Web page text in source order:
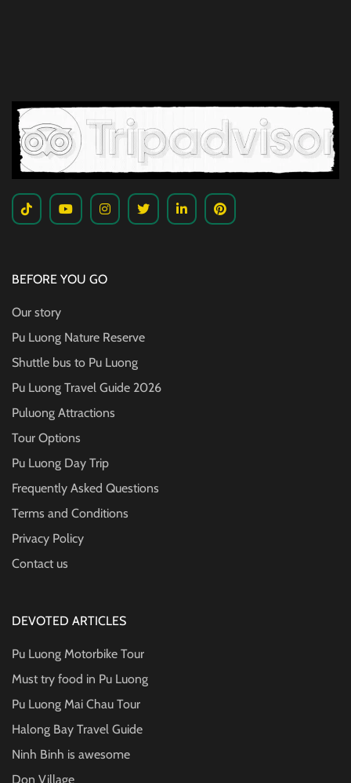
BEFORE YOU GO
Our story
Pu Luong Nature Reserve
Shuttle bus to Pu Luong
Pu Luong Travel Guide 2026
Puluong Attractions
Tour Options
Pu Luong Day Trip
Frequently Asked Questions
Terms and Conditions
Privacy Policy
Contact us
DEVOTED ARTICLES
Pu Luong Motorbike Tour
Must try food in Pu Luong
Pu Luong Mai Chau Tour
Halong Bay Travel Guide
Ninh Binh is awesome
Don Village